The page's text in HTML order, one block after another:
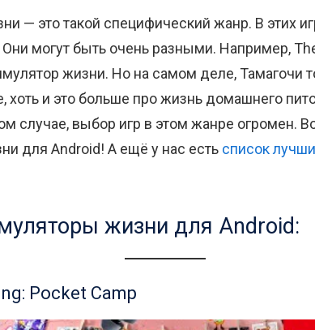
— это такой специфический жанр. В этих
могут быть очень разными. Например,
жизни. Но на самом деле, Тамагочи
хоть и это больше про жизнь домашнего
случае, выбор игр в этом жанре огромен.
для Android! А ещё у нас есть список
жизни для Android:
Pocket Camp